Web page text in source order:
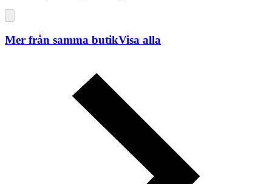
Mer från samma butikVisa alla